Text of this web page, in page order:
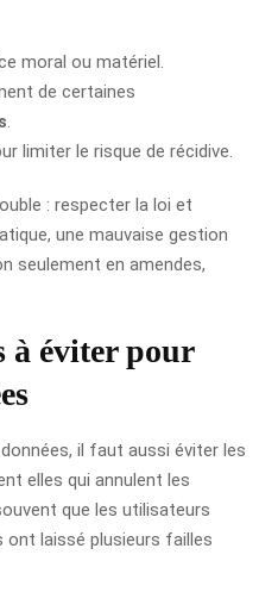
moral ou matériel.
de certaines
.
limiter le risque de récidive.
: respecter la loi et
une mauvaise gestion
seulement en amendes,
à éviter pour
il faut aussi éviter les
elles qui annulent les
que les utilisateurs
ont laissé plusieurs failles